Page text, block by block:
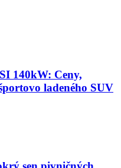
140kW: Ceny,
ladeného SUV